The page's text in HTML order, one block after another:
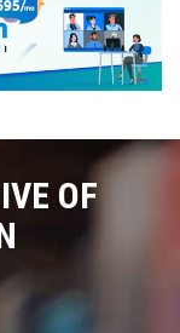
OF